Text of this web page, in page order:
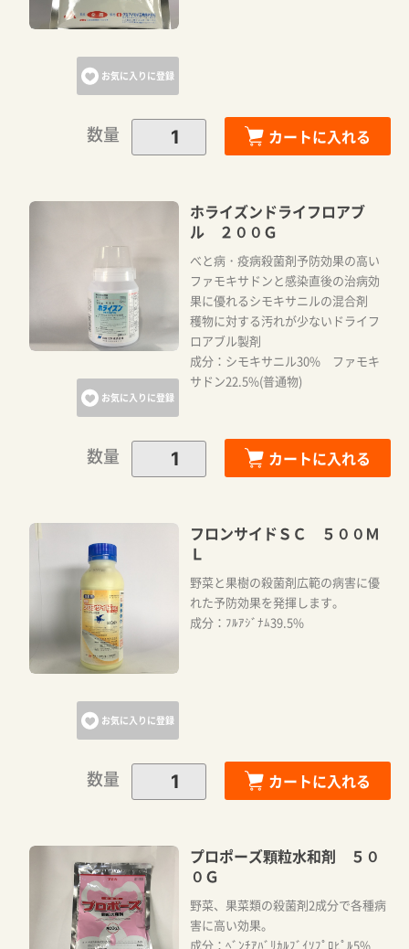
お気に入りに登録
数量 カートに入れる
お気に入りに登録
ホライズンドライフロアブ
ル ２００Ｇ
べと病・疫病殺菌剤予防効果の高い
ファモキサドンと感染直後の治病効
果に優れるシモキサニルの混合剤
穫物に対する汚れが少ないドライフ
ロアブル製剤
成分：シモキサニル30% ファモキ
サドン22.5%(普通物)
数量 カートに入れる
お気に入りに登録
フロンサイドＳＣ ５００Ｍ
Ｌ
野菜と果樹の殺菌剤広範の病害に優
れた予防効果を発揮します。
成分：ﾌﾙｱｼﾞﾅﾑ39.5%
数量 カートに入れる
プロポーズ顆粒水和剤 ５０
０Ｇ
野菜、果菜類の殺菌剤2成分で各種病
害に高い効果。
成分：ﾍﾞﾝﾁｱﾊﾞﾘｶﾙﾌﾞｲｿﾌﾟﾛﾋﾟﾙ5%